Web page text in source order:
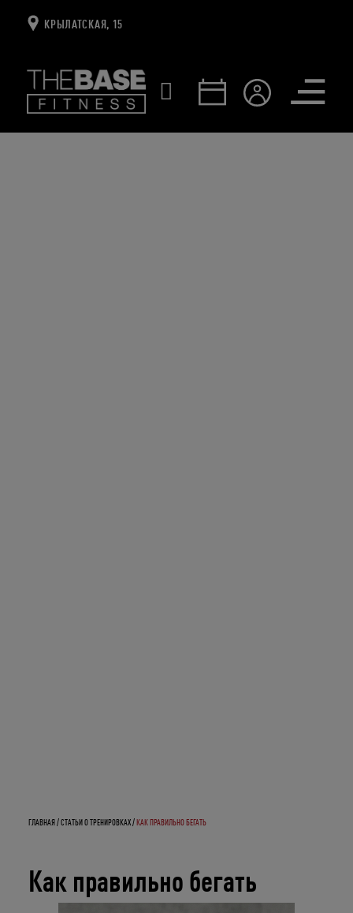
КРЫЛАТСКАЯ, 15
Открыть
ГЛАВНАЯ СТАТЬИ О ТРЕНИРОВКАХ КАК ПРАВИЛЬНО БЕГАТЬ
Как правильно бегать